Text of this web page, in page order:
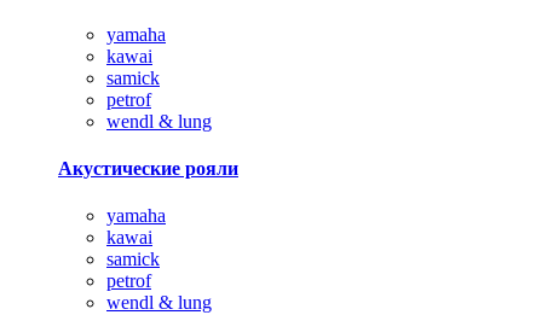
yamaha
kawai
samick
petrof
wendl & lung
Акустические рояли
yamaha
kawai
samick
petrof
wendl & lung